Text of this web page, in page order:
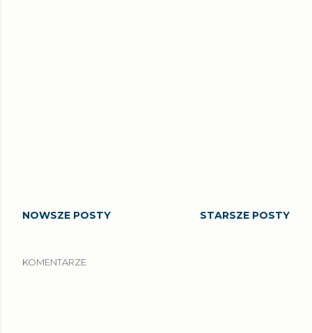
NOWSZE POSTY STARSZE POSTY
KOMENTARZE